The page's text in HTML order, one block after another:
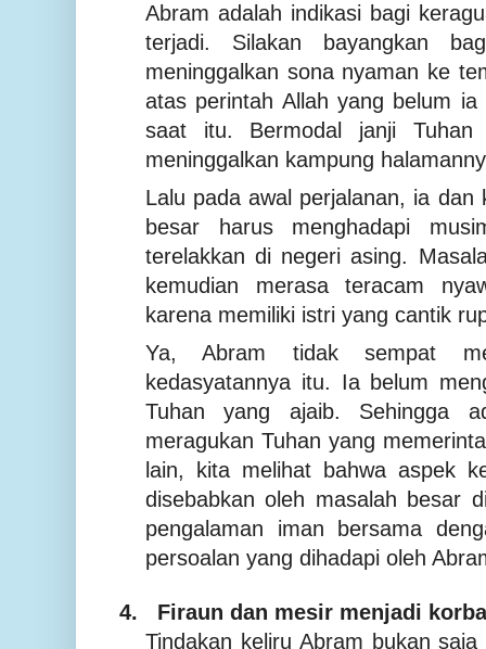
Abram adalah indikasi bagi
terjadi. Silakan bayangkan
meninggalkan sona nyaman ke
atas perintah Allah yang belum ia
saat itu. Bermodal janji
meninggalkan kampung
Lalu pada awal perjalanan, ia dan
besar harus menghadapi
terelakkan di negeri asing.
kemudian merasa teracam
karena memiliki istri yang cantik
Ya, Abram tidak sempat
kedasyatannya itu. Ia belum
Tuhan yang ajaib. Sehingga
meragukan Tuhan yang
lain, kita melihat bahwa aspek
disebabkan oleh masalah besar
pengalaman iman bersama
persoalan yang dihadapi oleh
4.
Firaun dan mesir menjadi
Tindakan keliru Abram bukan